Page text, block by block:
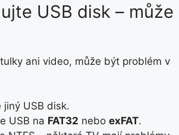
USB disk – může
ani video, může být problém v
USB disk.
USB na FAT32 nebo exFAT.